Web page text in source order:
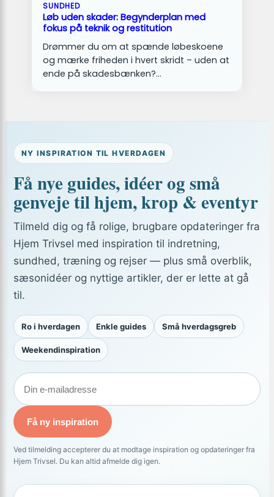
SUNDHED
Løb uden skader: Begynderplan med
fokus på teknik og restitution
Drømmer du om at spænde løbeskoene
og mærke friheden i hvert skridt – uden at
ende på skadesbænken?…
NY INSPIRATION TIL HVERDAGEN
Få nye guides, idéer og små
genveje til hjem, krop & eventyr
Tilmeld dig og få rolige, brugbare opdateringer fra
Hjem Trivsel med inspiration til indretning,
sundhed, træning og rejser — plus små overblik,
sæsonidéer og nyttige artikler, der er lette at gå
til.
Ro i hverdagen Enkle guides Små hverdagsgreb
Weekendinspiration
Få ny inspiration
Ved tilmelding accepterer du at modtage inspiration og opdateringer fra
Hjem Trivsel. Du kan altid afmelde dig igen.